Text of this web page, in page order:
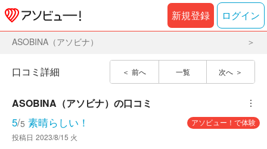
新規登録 ログイン
ASOBINA（アソビナ）
前へ 一覧 次へ
口コミ詳細
ASOBINA（アソビナ） の口コミ ︙
5/5 素晴らしい！
アソビュー！で体験
投稿日 2023/8/15 火